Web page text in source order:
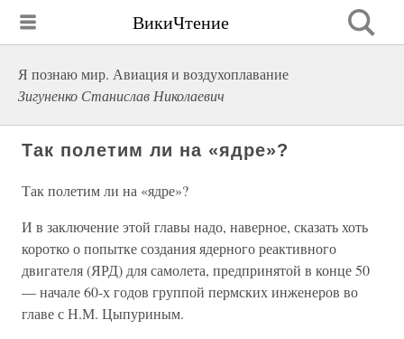
ВикиЧтение
Я познаю мир. Авиация и воздухоплавание
Зигуненко Станислав Николаевич
Так полетим ли на «ядре»?
Так полетим ли на «ядре»?
И в заключение этой главы надо, наверное, сказать хоть
коротко о попытке создания ядерного реактивного
двигателя (ЯРД) для самолета, предпринятой в конце 50
— начале 60-х годов группой пермских инженеров во
главе с Н.М. Цыпуриным.